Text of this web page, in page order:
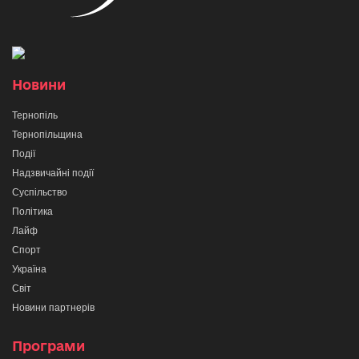
Новини
Тернопіль
Тернопільщина
Події
Надзвичайні події
Суспільство
Політика
Лайф
Спорт
Україна
Світ
Новини партнерів
Програми